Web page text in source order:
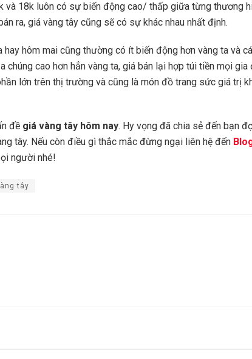
và 18k luôn có sự biến động cao/ thấp giữa từng thương
ra, giá vàng tây cũng sẽ có sự khác nhau nhất định.
hay hôm mai cũng thường có ít biến động hơn vàng ta và
chúng cao hơn hẳn vàng ta, giá bán lại hợp túi tiền mọi gia
lớn trên thị trường và cũng là món đồ trang sức giá trị
đề giá vàng tây hôm nay. Hy vọng đã chia sẻ đến bạn
tây. Nếu còn điều gì thắc mắc đừng ngại liên hệ đến
người nhé!
tây